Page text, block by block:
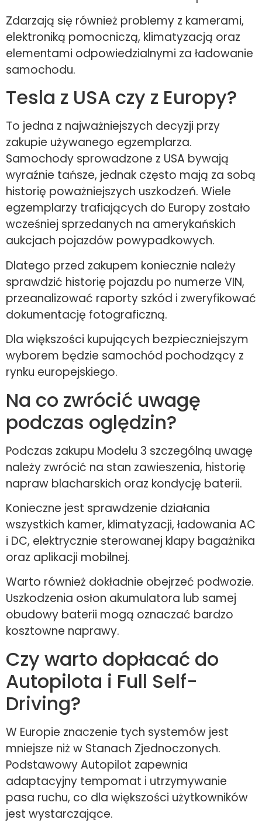
Zdarzają się również problemy z kamerami,
elektroniką pomocniczą, klimatyzacją oraz
elementami odpowiedzialnymi za ładowanie
samochodu.
Tesla z USA czy z Europy?
To jedna z najważniejszych decyzji przy
zakupie używanego egzemplarza.
Samochody sprowadzone z USA bywają
wyraźnie tańsze, jednak często mają za sobą
historię poważniejszych uszkodzeń. Wiele
egzemplarzy trafiających do Europy zostało
wcześniej sprzedanych na amerykańskich
aukcjach pojazdów powypadkowych.
Dlatego przed zakupem koniecznie należy
sprawdzić historię pojazdu po numerze VIN,
przeanalizować raporty szkód i zweryfikować
dokumentację fotograficzną.
Dla większości kupujących bezpieczniejszym
wyborem będzie samochód pochodzący z
rynku europejskiego.
Na co zwrócić uwagę
podczas oględzin?
Podczas zakupu Modelu 3 szczególną uwagę
należy zwrócić na stan zawieszenia, historię
napraw blacharskich oraz kondycję baterii.
Konieczne jest sprawdzenie działania
wszystkich kamer, klimatyzacji, ładowania AC
i DC, elektrycznie sterowanej klapy bagażnika
oraz aplikacji mobilnej.
Warto również dokładnie obejrzeć podwozie.
Uszkodzenia osłon akumulatora lub samej
obudowy baterii mogą oznaczać bardzo
kosztowne naprawy.
Czy warto dopłacać do
Autopilota i Full Self-
Driving?
W Europie znaczenie tych systemów jest
mniejsze niż w Stanach Zjednoczonych.
Podstawowy Autopilot zapewnia
adaptacyjny tempomat i utrzymywanie
pasa ruchu, co dla większości użytkowników
jest wystarczające.